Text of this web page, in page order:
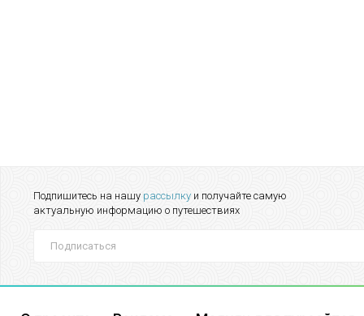
Подпишитесь на нашу рассылку и получайте самую
актуальную информацию о путешествиях